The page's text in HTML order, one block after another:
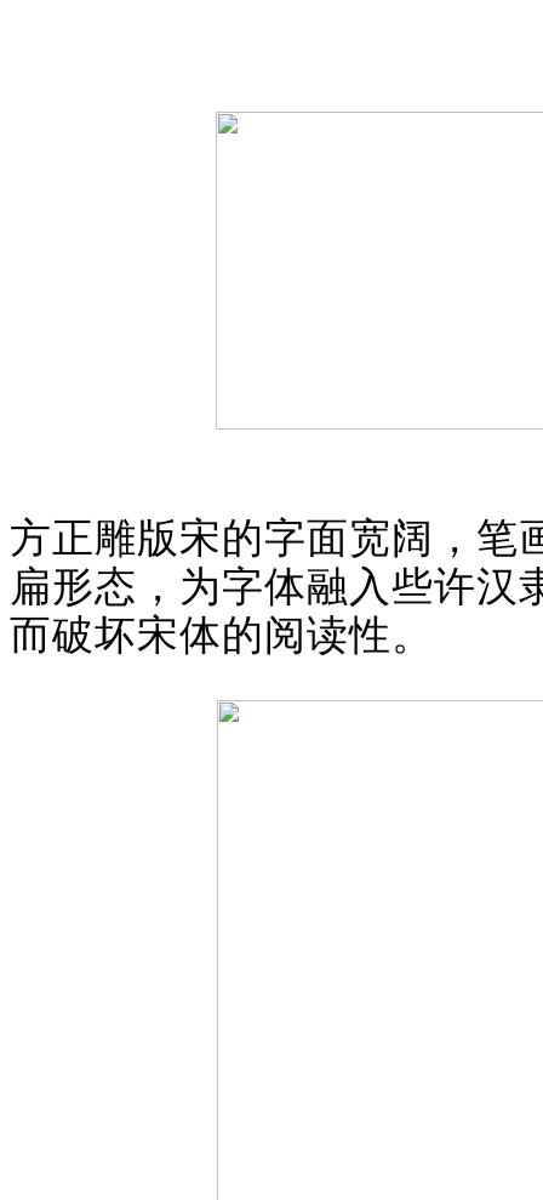
方正雕版宋的字面宽阔，笔
扁形态，为字体融入些许
而破坏宋体的阅读性。